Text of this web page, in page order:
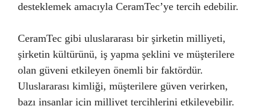
desteklemek amacıyla CeramTec’ye tercih edebilir.
CeramTec gibi uluslararası bir şirketin milliyeti,
şirketin kültürünü, iş yapma şeklini ve müşterilere
olan güveni etkileyen önemli bir faktördür.
Uluslararası kimliği, müşterilere güven verirken,
bazı insanlar için milliyet tercihlerini etkileyebilir.